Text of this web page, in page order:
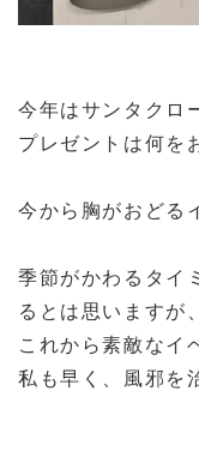
今年はサンタクロ
プレゼントは何を
今から胸がおどる
季節がかわるタイ
るとは思いますが、
これから素敵なイ
私も早く、風邪を